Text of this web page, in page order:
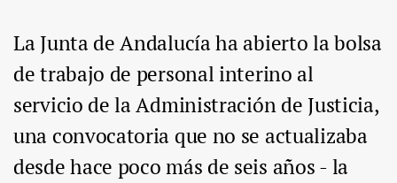
La Junta de Andalucía ha abierto la bolsa
de trabajo de personal interino al
servicio de la Administración de Justicia,
una convocatoria que no se actualizaba
desde hace poco más de seis años - la